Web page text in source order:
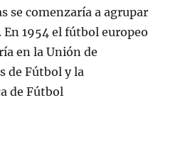
se comenzaría a agrupar
En 1954 el fútbol europeo
en la Unión de
de Fútbol y la
de Fútbol